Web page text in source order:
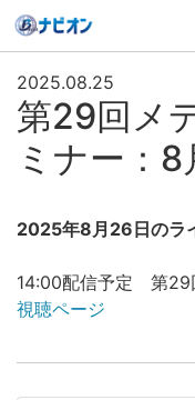
2025.08.25
第29回メ
ミナー：
2025年8月26日のラ
14:00配信予定 第29
視聴ページ